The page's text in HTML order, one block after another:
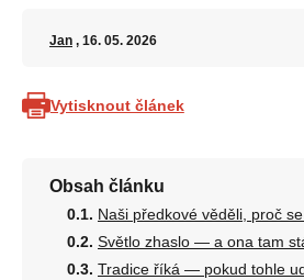
Jan , 16. 05. 2026
Vytisknout článek
Obsah článku
Naši předkové věděli, proč
Světlo zhaslo — a ona tam
Tradice říká — pokud tohle